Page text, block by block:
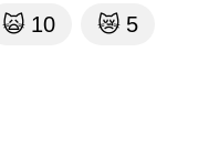
🙀 10 😿 5